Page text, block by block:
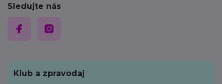
Sledujte nás
Klub a zpravodaj